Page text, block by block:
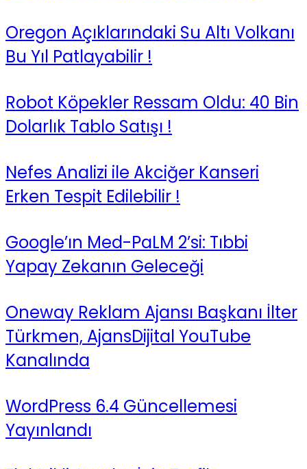
Oregon Açıklarındaki Su Altı Volkanı
Bu Yıl Patlayabilir !
Robot Köpekler Ressam Oldu: 40 Bin
Dolarlık Tablo Satışı !
Nefes Analizi ile Akciğer Kanseri
Erken Tespit Edilebilir !
Google’ın Med-PaLM 2’si: Tıbbi
Yapay Zekanın Geleceği
Oneway Reklam Ajansı Başkanı İlter
Türkmen, AjansDijital YouTube
Kanalında
WordPress 6.4 Güncellemesi
Yayınlandı